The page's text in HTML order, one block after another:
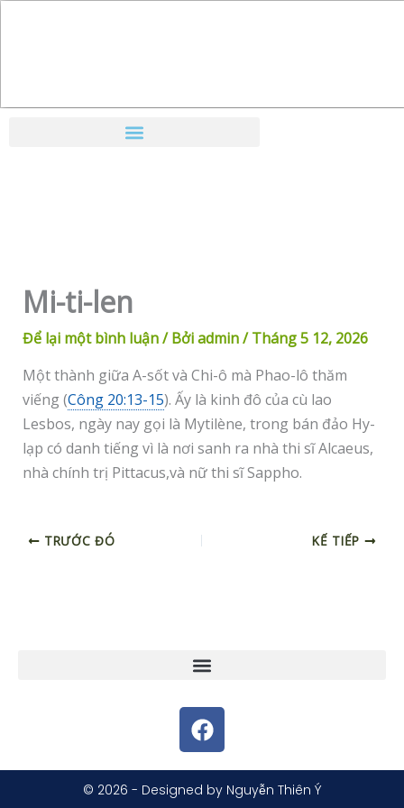
Mi-ti-len
Để lại một bình luận/ Bởiadmin/Tháng 5 12, 2026
Một thành giữa A-sốt và Chi-ô mà Phao-lô thăm
viếng (Công 20:13-15). Ấy là kinh đô của cù lao
Lesbos, ngày nay gọi là Mytilène, trong bán đảo Hy-
lạp có danh tiếng vì là nơi sanh ra nhà thi sĩ Alcaeus,
nhà chính trị Pittacus,và nữ thi sĩ Sappho.
TRƯỚC ĐÓ KẾ TIẾP
F
a
c
e
© 2026 - Designed by Nguyễn Thiên Ý